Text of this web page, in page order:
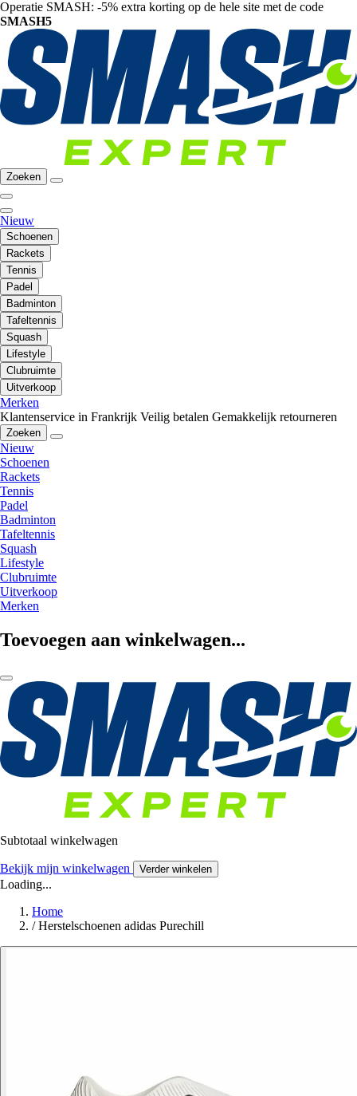
Operatie SMASH: -5% extra korting op de hele site met de code
SMASH5
Zoeken
Nieuw
Schoenen
Rackets
Tennis
Padel
Badminton
Tafeltennis
Squash
Lifestyle
Clubruimte
Uitverkoop
Merken
Klantenservice in Frankrijk Veilig betalen Gemakkelijk retourneren
Zoeken
Nieuw
Schoenen
Rackets
Tennis
Padel
Badminton
Tafeltennis
Squash
Lifestyle
Clubruimte
Uitverkoop
Merken
Toevoegen aan winkelwagen...
Subtotaal winkelwagen
Bekijk mijn winkelwagen Verder winkelen
Loading...
Home
/ Herstelschoenen adidas Purechill